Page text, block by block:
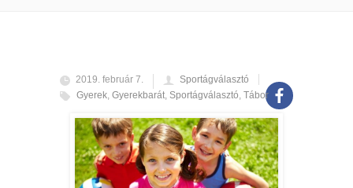
2019. február 7.
Sportágválasztó
Gyerek, Gyerekbarát, Sportágválasztó, Tábor